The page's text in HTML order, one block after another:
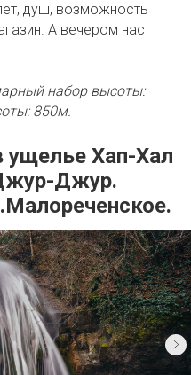
душ, возможность
А вечером нас
набор высоты:
850м.
ущелье Хап-Хал
Джур.